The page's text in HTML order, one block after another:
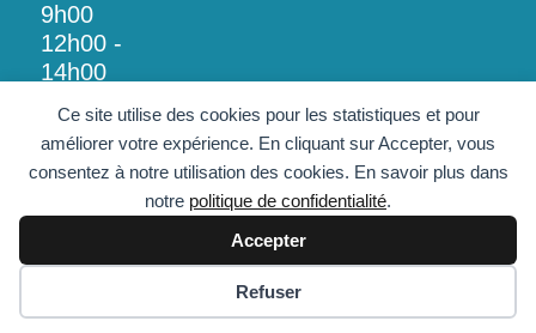
Ce site utilise des cookies pour les statistiques et pour
améliorer votre expérience. En cliquant sur Accepter, vous
consentez à notre utilisation des cookies. En savoir plus dans
notre politique de confidentialité.
Accepter
Refuser
9h00
12h00 -
14h00
18h00
Mentions Légales
Tarifs 2026